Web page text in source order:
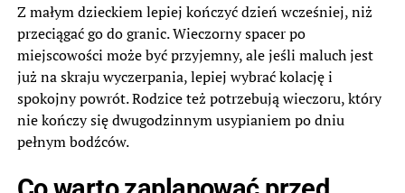
Z małym dzieckiem lepiej kończyć dzień wcześniej, niż
przeciągać go do granic. Wieczorny spacer po
miejscowości może być przyjemny, ale jeśli maluch jest
już na skraju wyczerpania, lepiej wybrać kolację i
spokojny powrót. Rodzice też potrzebują wieczoru, który
nie kończy się dwugodzinnym usypianiem po dniu
pełnym bodźców.